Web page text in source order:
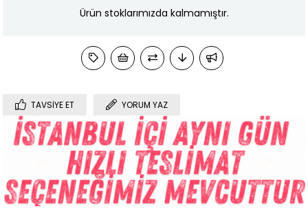
Ürün stoklarımızda kalmamıştır.
TAVSIYE ET YORUM YAZ